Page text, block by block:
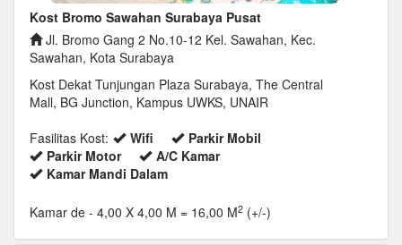
Kost Bromo Sawahan Surabaya Pusat
Jl. Bromo Gang 2 No.10-12 Kel. Sawahan, Kec.
Sawahan, Kota Surabaya
Kost Dekat Tunjungan Plaza Surabaya, The Central
Mall, BG Junction, Kampus UWKS, UNAIR
Fasilitas Kost:
Wifi
Parkir Mobil
Parkir Motor
A/C Kamar
Kamar Mandi Dalam
Kamar de - 4,00 X 4,00 M = 16,00 M2 (+/-)